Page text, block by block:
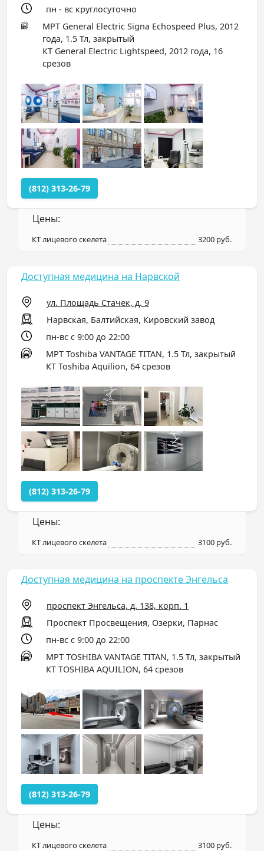
пн - вс круглосуточно
МРТ General Electric Signa Echospeed Plus, 2012
года, 1.5 Тл, закрытый
КТ General Electric Lightspeed, 2012 года, 16
срезов
(812) 313-26-79
Цены:
КТ лицевого скелета 3200 руб.
Доступная медицина на Нарвской
ул. Площадь Стачек, д. 9
Нарвская, Балтийская, Кировский завод
пн-вс с 9:00 до 22:00
МРТ Toshiba VANTAGE TITAN, 1.5 Тл, закрытый
КТ Toshiba Aquilion, 64 срезов
(812) 313-26-79
Цены:
КТ лицевого скелета 3100 руб.
Доступная медицина на проспекте Энгельса
проспект Энгельса, д. 138, корп. 1
Проспект Просвещения, Озерки, Парнас
пн-вс с 9:00 до 22:00
МРТ TOSHIBA VANTAGE TITAN, 1.5 Тл, закрытый
КТ TOSHIBA AQUILION, 64 срезов
(812) 313-26-79
Цены:
КТ лицевого скелета 3100 руб.